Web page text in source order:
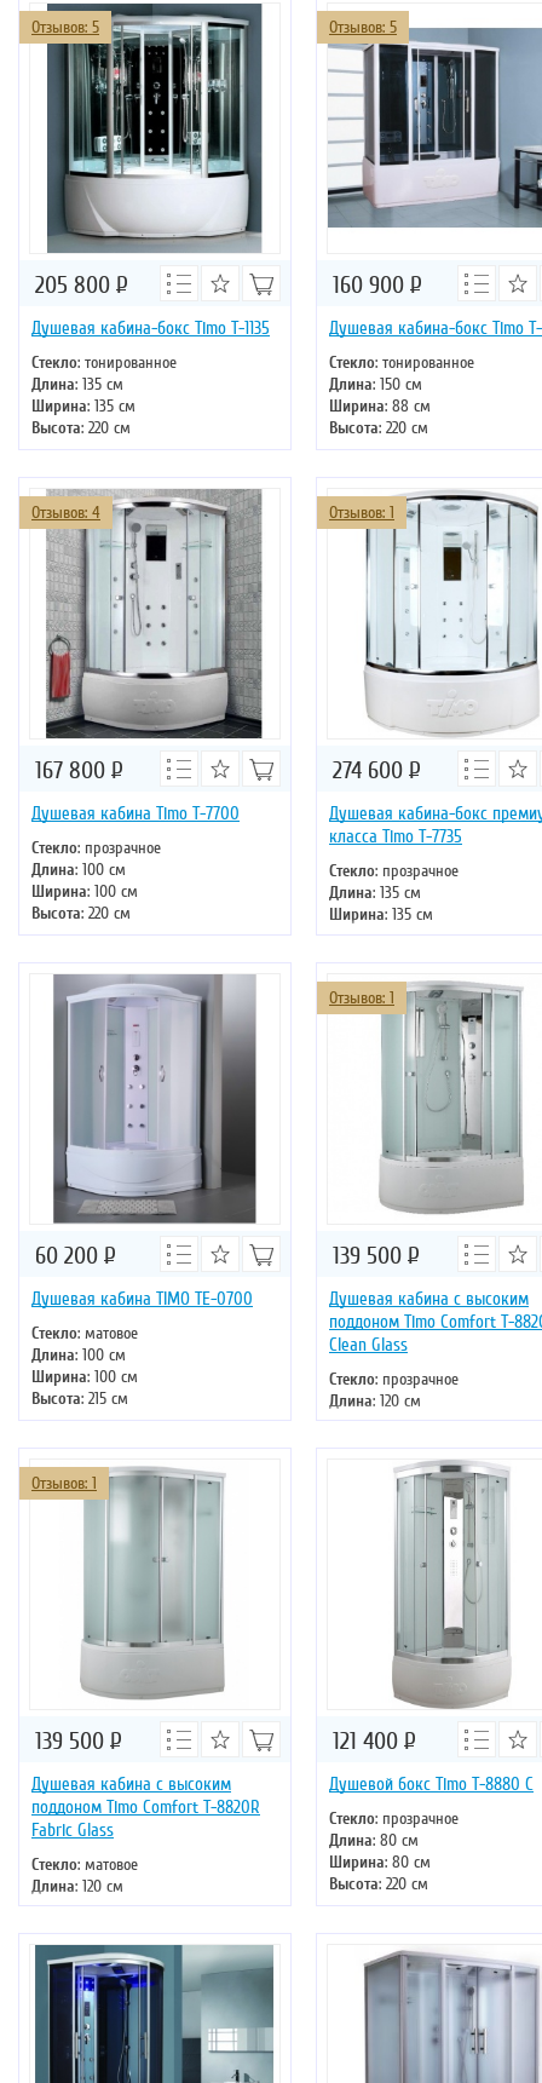
Отзывов: 5
Душевая кабина-бокс Timo T-1135
Стекло: тонированное
Длина: 135 см
Ширина: 135 см
Высота: 220 см
Форма: четверть круга
205 800 Р
Отзывов: 5
Душевая кабина-бокс Timo T-
Стекло: тонированное
Длина: 150 см
Ширина: 88 см
Высота: 220 см
Форма: прямоугольная
160 900 Р
Отзывов: 4
Душевая кабина Timo T-7700
Стекло: прозрачное
Длина: 100 см
Ширина: 100 см
Высота: 220 см
Форма: четверть круга
167 800 Р
Отзывов: 1
Душевая кабина-бокс
класса Timo T-7735
Стекло: прозрачное
Длина: 135 см
Ширина: 135 см
Высота: 220 см
Форма: четверть круга
Двери: раздвижные
274 600 Р
Душевая кабина TIMO TE-0700
Стекло: матовое
Длина: 100 см
Ширина: 100 см
Высота: 215 см
Форма: четверть круга
60 200 Р
Отзывов: 1
Душевая кабина с высоким
поддоном Timo Comfort T-
Clean Glass
Стекло: прозрачное
Длина: 120 см
Ширина: 85 см
Высота: 220 см
: асимметричная
: раздвижные
139 500 Р
Отзывов: 1
Душевая кабина с высоким
поддоном Timo Comfort T-8820R
Fabric Glass
Стекло: матовое
Длина: 120 см
Ширина: 85 см
Высота: 220 см
Форма: асимметричная
Двери: раздвижные
139 500 Р
Душевой бокс Timo T-8880 C
Стекло: прозрачное
Длина: 80 см
Ширина: 80 см
Высота: 220 см
Форма: четверть круга
121 400 Р